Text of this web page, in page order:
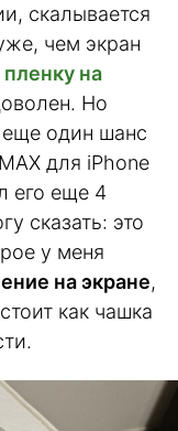
скалывается
чем экран
на
Но
один шанс
для iPhone
его еще 4
сказать: это
у меня
на экране,
как чашка